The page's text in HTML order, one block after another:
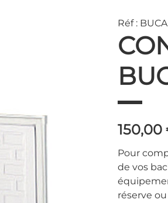
Réf :
150,00
Pour
de vos
réserve